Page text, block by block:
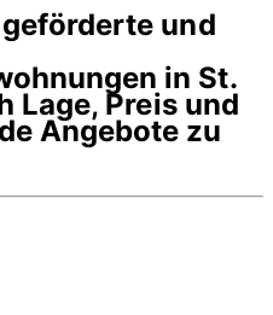
und
in St.
Lage, Preis und
Angebote zu